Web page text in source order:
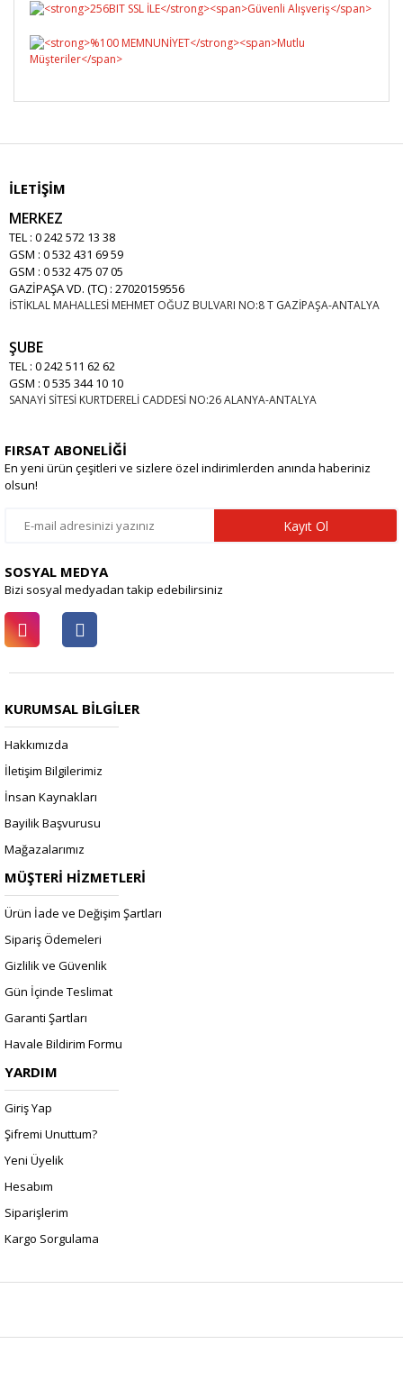
İLETİŞİM
MERKEZ
TEL : 0 242 572 13 38
GSM : 0 532 431 69 59
GSM : 0 532 475 07 05
GAZİPAŞA VD. (TC) : 27020159556
İSTİKLAL MAHALLESİ MEHMET OĞUZ BULVARI NO:8 T GAZİPAŞA-ANTALYA
ŞUBE
TEL : 0 242 511 62 62
GSM : 0 535 344 10 10
SANAYİ SİTESİ KURTDERELİ CADDESİ NO:26 ALANYA-ANTALYA
FIRSAT ABONELİĞİ
En yeni ürün çeşitleri ve sizlere özel indirimlerden anında haberiniz
olsun!
Kayıt Ol
SOSYAL MEDYA
Bizi sosyal medyadan takip edebilirsiniz
KURUMSAL BİLGİLER
Hakkımızda
İletişim Bilgilerimiz
İnsan Kaynakları
Bayilik Başvurusu
Mağazalarımız
MÜŞTERİ HİZMETLERİ
Ürün İade ve Değişim Şartları
Sipariş Ödemeleri
Gizlilik ve Güvenlik
Gün İçinde Teslimat
Garanti Şartları
Havale Bildirim Formu
YARDIM
Giriş Yap
Şifremi Unuttum?
Yeni Üyelik
Hesabım
Siparişlerim
Kargo Sorgulama